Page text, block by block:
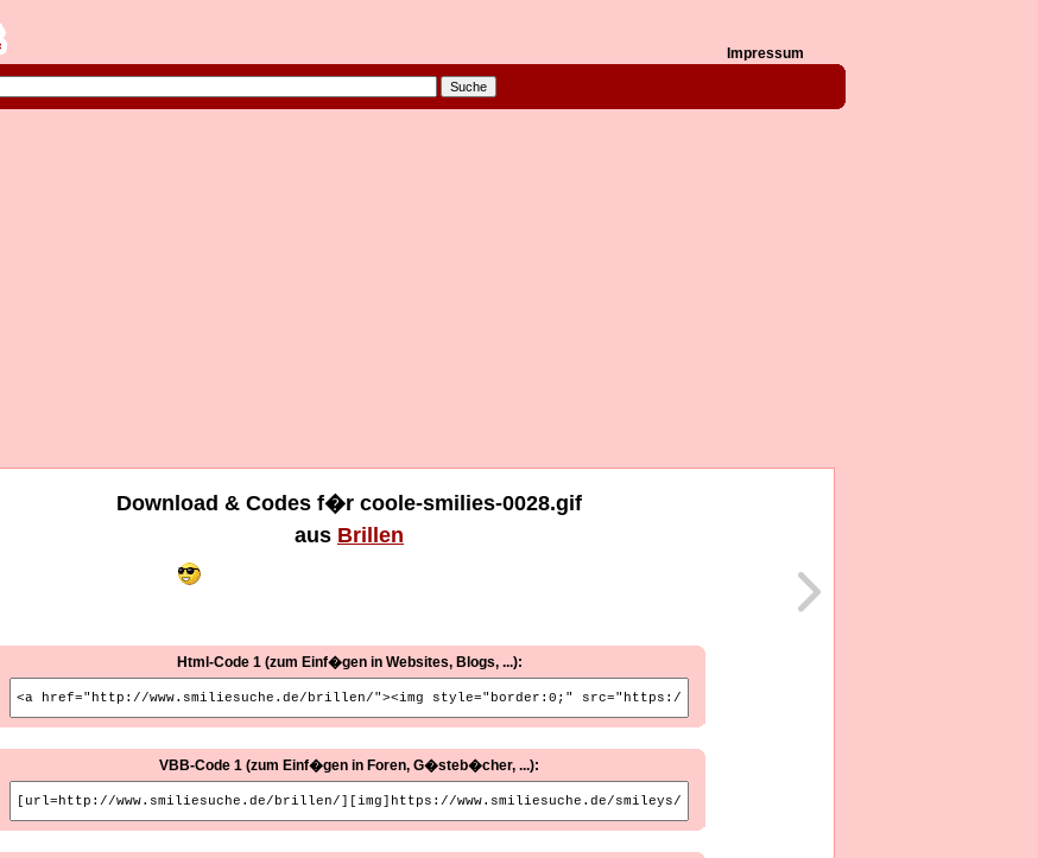
Impressum
Download & Codes f�r coole-smilies-0028.gif
aus Brillen
Html-Code 1 (zum Einf�gen in Websites, Blogs, ...):
VBB-Code 1 (zum Einf�gen in Foren, G�steb�cher, ...):